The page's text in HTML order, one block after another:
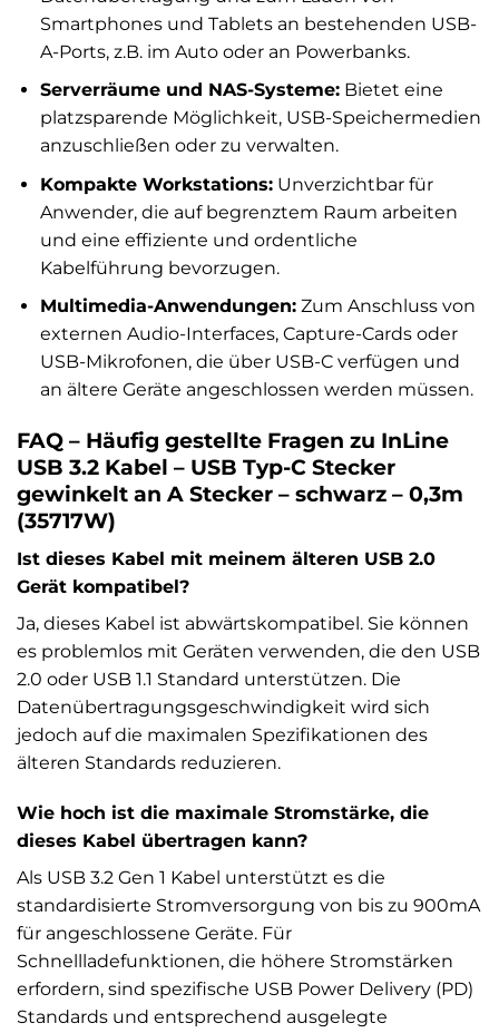
Smartphones und Tablets an bestehenden USB-
A-Ports, z.B. im Auto oder an Powerbanks.
Serverräume und NAS-Systeme:Bietet eine
platzsparende Möglichkeit, USB-Speichermedien
anzuschließen oder zu verwalten.
Kompakte Workstations:Unverzichtbar für
Anwender, die auf begrenztem Raum arbeiten
und eine effiziente und ordentliche
Kabelführung bevorzugen.
Multimedia-Anwendungen:Zum Anschluss von
externen Audio-Interfaces, Capture-Cards oder
USB-Mikrofonen, die über USB-C verfügen und
an ältere Geräte angeschlossen werden müssen.
FAQ – Häufig gestellte Fragen zu InLine
USB 3.2 Kabel – USB Typ-C Stecker
gewinkelt an A Stecker – schwarz – 0,3m
(35717W)
Ist dieses Kabel mit meinem älteren USB 2.0
Gerät kompatibel?
Ja, dieses Kabel ist abwärtskompatibel. Sie können
es problemlos mit Geräten verwenden, die den USB
2.0 oder USB 1.1 Standard unterstützen. Die
Datenübertragungsgeschwindigkeit wird sich
jedoch auf die maximalen Spezifikationen des
älteren Standards reduzieren.
Wie hoch ist die maximale Stromstärke, die
dieses Kabel übertragen kann?
Als USB 3.2 Gen 1 Kabel unterstützt es die
standardisierte Stromversorgung von bis zu 900mA
für angeschlossene Geräte. Für
Schnellladefunktionen, die höhere Stromstärken
erfordern, sind spezifische USB Power Delivery (PD)
Standards und entsprechend ausgelegte